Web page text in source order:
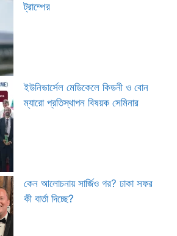
ট্রাম্পের
ইউনিভার্সেল মেডিকেলে কিডনী ও বোন
ম্যারো প্রতিস্থাপন বিষয়ক সেমিনার
কেন আলোচনায় সার্জিও গর? ঢাকা সফর
কী বার্তা দিচ্ছে?